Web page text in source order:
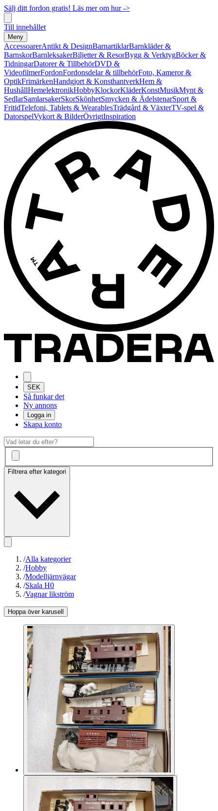
Sälj ditt fordon gratis! Läs mer om hur ->
Till innehållet
Meny
AccessoarerAntikt & DesignBarnartiklarBarnkläder &
BarnskorBarnleksakerBiljetter & ResorBygg & VerktygBöcker &
TidningarDatorer & TillbehörDVD &
VideofilmerFordonFordonsdelar & tillbehörFoto, Kameror &
OptikFrimärkenHandgjort & KonsthantverkHem &
HushållHemelektronikHobbyKlockorKläderKonstMusikMynt &
SedlarSamlarsakerSkorSkönhetSmycken & ÄdelstenarSport &
FritidTelefoni, Tablets & WearablesTrädgård & VäxterTV-spel &
DatorspelVykort & BilderÖvrigtInspiration
SEK
Så funkar det
Ny annons
Logga in
Skapa konto
Filtrera efter kategori
/Alla kategorier
/Hobby
/Modelljärnvägar
/Skala H0
/Vagnar likström
Hoppa över karusell